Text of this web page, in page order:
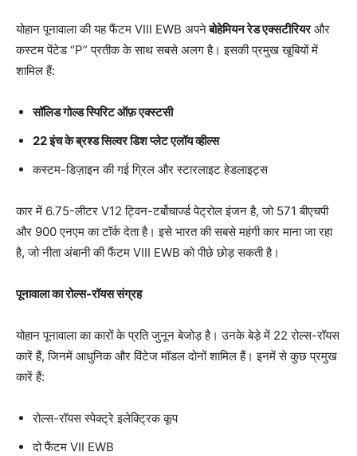
योहान पूनावाला की यह फैंटम VIII EWB अपनेबोहेमियन रेड एक्सटीरियरऔर
कस्टम पेंटेड “P” प्रतीक के साथ सबसे अलग है। इसकी प्रमुख खूबियों में
शामिल हैं:
सॉलिड गोल्ड स्पिरिट ऑफ़ एक्स्टसी
22 इंच के ब्रश्ड सिल्वर डिश प्लेट एलॉय व्हील्स
कस्टम-डिज़ाइन की गई ग्रिल और स्टारलाइट हेडलाइट्स
कार में 6.75-लीटर V12 ट्विन-टर्बोचार्ज्ड पेट्रोल इंजन है, जो 571 बीएचपी
और 900 एनएम का टॉर्क देता है। इसे भारत की सबसे महंगी कार माना जा रहा
है, जो नीता अंबानी की फैंटम VIII EWB को पीछे छोड़ सकती है।
पूनावाला का रोल्स-रॉयस संग्रह
योहान पूनावाला का कारों के प्रति जुनून बेजोड़ है। उनके बेड़े में 22 रोल्स-रॉयस
कारें हैं, जिनमें आधुनिक और विंटेज मॉडल दोनों शामिल हैं। इनमें से कुछ प्रमुख
कारें हैं:
रोल्स-रॉयस स्पेक्ट्रे इलेक्ट्रिक कूप
दो फैंटम VII EWB